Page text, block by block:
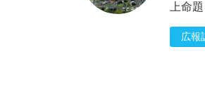
上命
広報